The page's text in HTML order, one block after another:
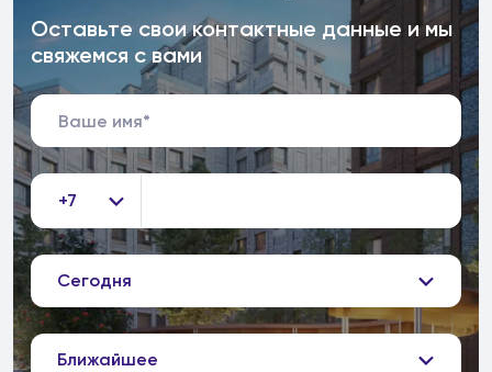
Оставьте свои контактные данные и мы
свяжемся с вами
+7
Сегодня
Ближайшее